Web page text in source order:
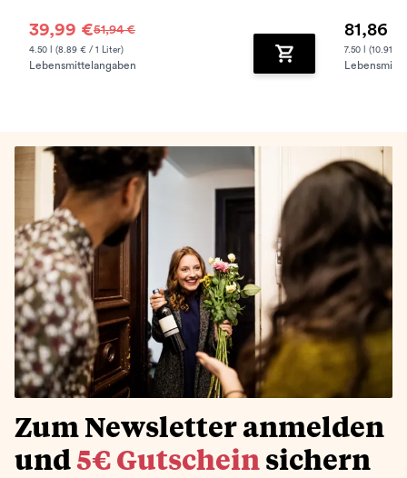
39,99 €51,94 €
4.50 l (8.89 € / 1 Liter)
Lebensmittelangaben Zum Warenkorb
81,86 €
7.50 l (10.91 €
Zum Newsletter anmelden
und 5€ Gutschein sichern